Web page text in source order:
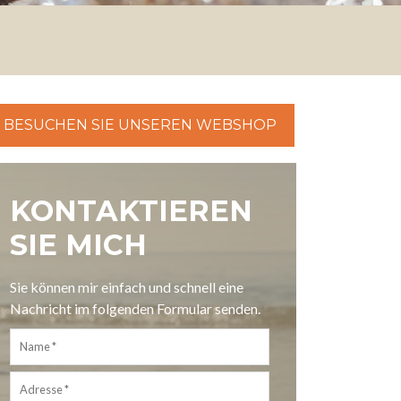
BESUCHEN SIE UNSEREN WEBSHOP
KONTAKTIEREN
SIE MICH
Sie können mir einfach und schnell eine
Nachricht im folgenden Formular senden.